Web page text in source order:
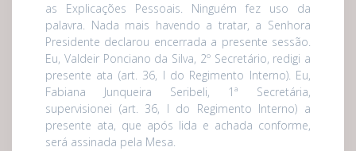
as Explicações Pessoais. Ninguém fez uso da
palavra. Nada mais havendo a tratar, a Senhora
Presidente declarou encerrada a presente sessão.
Eu, Valdeir Ponciano da Silva, 2º Secretário, redigi a
presente ata (art. 36, I do Regimento Interno). Eu,
Fabiana Junqueira Seribeli, 1ª Secretária,
supervisionei (art. 36, I do Regimento Interno) a
presente ata, que após lida e achada conforme,
será assinada pela Mesa.